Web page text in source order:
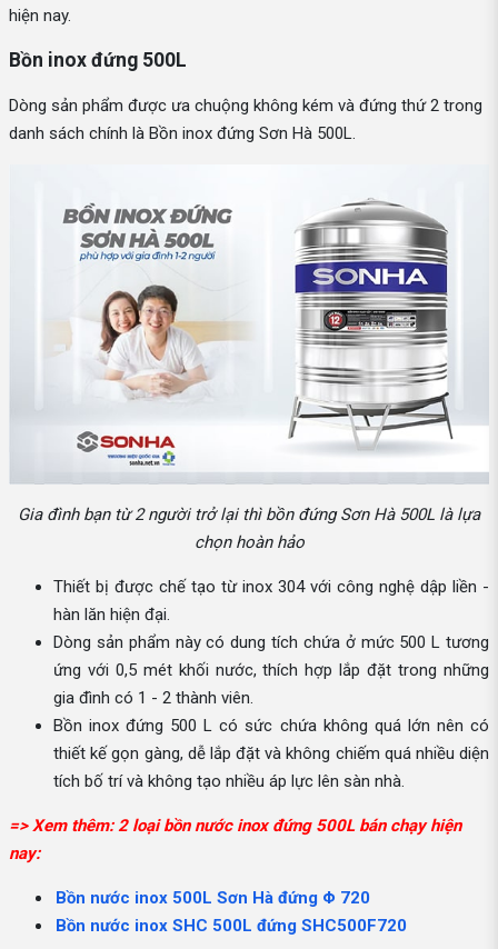
hiện nay.
Bồn inox đứng 500L
Dòng sản phẩm được ưa chuộng không kém và đứng thứ 2 trong
danh sách chính là Bồn inox đứng Sơn Hà 500L.
Gia đình bạn từ 2 người trở lại thì bồn đứng Sơn Hà 500L là lựa
chọn hoàn hảo
Thiết bị được chế tạo từ inox 304 với công nghệ dập liền -
hàn lăn hiện đại.
Dòng sản phẩm này có dung tích chứa ở mức 500 L tương
ứng với 0,5 mét khối nước, thích hợp lắp đặt trong những
gia đình có 1 - 2 thành viên.
Bồn inox đứng 500 L có sức chứa không quá lớn nên có
thiết kế gọn gàng, dễ lắp đặt và không chiếm quá nhiều diện
tích bố trí và không tạo nhiều áp lực lên sàn nhà.
=> Xem thêm: 2 loại bồn nước inox đứng 500L bán chạy hiện
nay:
Bồn nước inox 500L Sơn Hà đứng Φ 720
Bồn nước inox SHC 500L đứng SHC500F720